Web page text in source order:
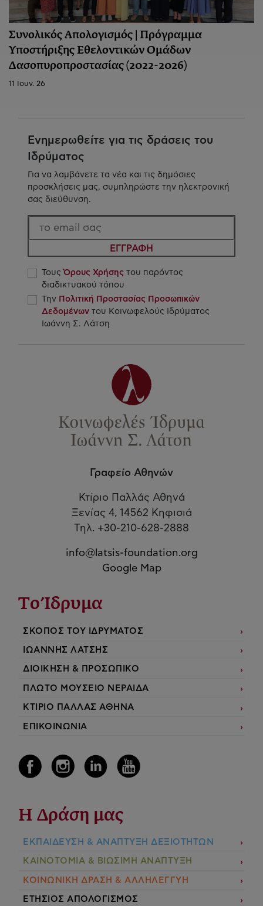
Συνολικός Απολογισμός | Πρόγραμμα
Υποστήριξης Εθελοντικών Ομάδων
Δασοπυροπροστασίας (2022-2026)
11 Ιουν. 26
Ενημερωθείτε για τις δράσεις του
Ιδρύματος
Για να λαμβάνετε τα νέα και τις δημόσιες
προσκλήσεις μας, συμπληρώστε την ηλεκτρονική
σας διεύθυνση.
ΕΓΓΡΑΦΗ
ΤουςΌρους Χρήσης του παρόντος
διαδικτυακού τόπου
Την Πολιτική Προστασίας Προσωπικών
Δεδομένων του Κοινωφελούς Ιδρύματος
Ιωάννη Σ. Λάτση
Γραφείο Αθηνών
Κτίριο Παλλάς Αθηνά
Ξενίας 4, 14562 Κηφισιά
Τηλ. +30-210-628-2888
info@latsis-foundation.org
Google Map
Το Ίδρυμα
ΣΚΟΠΟΣ ΤΟΥ ΙΔΡΥΜΑΤΟΣ
ΙΩΑΝΝΗΣ ΛΑΤΣΗΣ
ΔΙΟΙΚΗΣΗ & ΠΡΟΣΩΠΙΚΟ
ΠΛΩΤΟ ΜΟΥΣΕΙΟ ΝΕΡΑΙΔΑ
ΚΤΙΡΙΟ ΠΑΛΛΑΣ ΑΘΗΝΑ
ΕΠΙΚΟΙΝΩΝΙΑ
Η Δράση μας
ΕΚΠΑIΔΕΥΣΗ & ΑΝΑΠΤΥΞΗ ΔΕΞΙΟΤΗΤΩΝ
ΚΑΙΝΟΤΟΜΙΑ & ΒΙΩΣΙΜΗ ΑΝΑΠΤΥΞΗ
ΚΟΙΝΩΝΙΚΗ ΔΡΑΣΗ & ΑΛΛΗΛΕΓΓΥΗ
ΕΤΗΣΙΟΣ ΑΠΟΛΟΓΙΣΜΟΣ